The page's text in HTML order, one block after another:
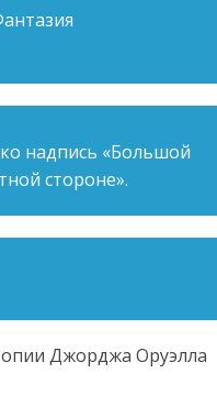
надпись «Большой
стороне».
Джорджа Оруэлла